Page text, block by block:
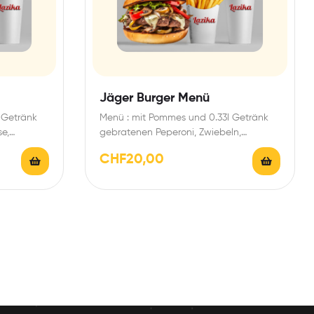
Getränk
Jäger Burger Menü
Menü : mit Pommes und 0.33l Getränk
gebratenen Peperoni, Zwiebeln,
Champignons, Salat, Tomaten, Käse,
und…
CHF20,00